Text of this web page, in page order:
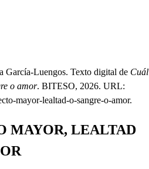
García-Luengos. Texto digital de Cuál
o amor. BITESO, 2026. URL:
mayor-lealtad-o-sangre-o-amor.
MAYOR, LEALTAD